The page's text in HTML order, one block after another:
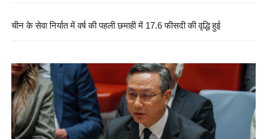
चीन के सेवा निर्यात में वर्ष की पहली छमाही में 17.6 फीसदी की वृद्धि हुई